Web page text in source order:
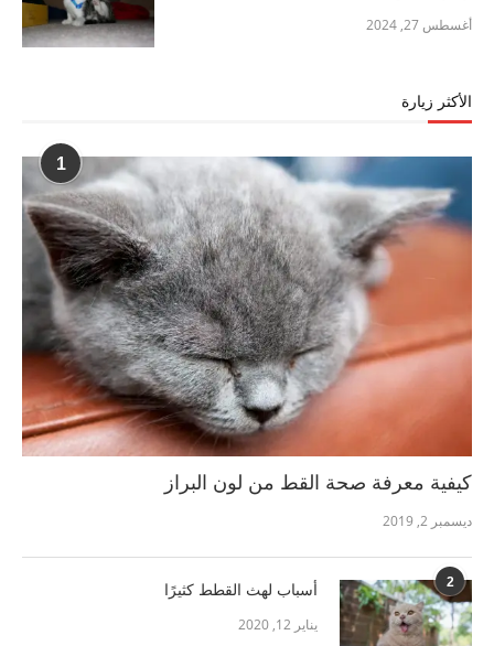
أغسطس 27, 2024
الأكثر زيارة
1
كيفية معرفة صحة القط من لون البراز
ديسمبر 2, 2019
2 أسباب لهث القطط كثيرًا
يناير 12, 2020